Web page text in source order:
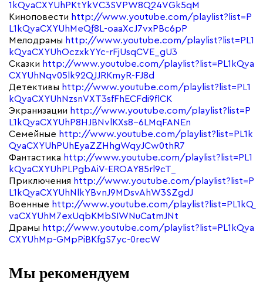
1kQvaCXYUhPKtYkVC3SVPW8Q24VGk5qM
Киноповести http://www.youtube.com/playlist?list=P
L1kQvaCXYUhMeQf8L-oaaXcJ7vxPBc6pP
Мелодрамы http://www.youtube.com/playlist?list=PL1
kQvaCXYUhOczxkYYc-rFjUsqCVE_gU3
Сказки http://www.youtube.com/playlist?list=PL1kQva
CXYUhNqv05lk92QJJRKmyR-FJ8d
Детективы http://www.youtube.com/playlist?list=PL1
kQvaCXYUhNzsnVXT3sfFhECFdi9flCK
Экранизации http://www.youtube.com/playlist?list=P
L1kQvaCXYUhP8HJBNvlKXs8-6LMqFANEn
Семейные http://www.youtube.com/playlist?list=PL1k
QvaCXYUhPUhEyaZZHhgWqyJCw0thR7
Фантастика http://www.youtube.com/playlist?list=PL1
kQvaCXYUhPLPgbAiV-EROAY85rl9cT_
Приключения http://www.youtube.com/playlist?list=P
L1kQvaCXYUhNlkYBvnJ9MDsvAhW3SZgdJ
Военные http://www.youtube.com/playlist?list=PL1kQ
vaCXYUhM7exUqbKMbSIWNuCatmJNt
Драмы http://www.youtube.com/playlist?list=PL1kQva
CXYUhMp-GMpPiBKfgS7yc-0recW
Мы рекомендуем